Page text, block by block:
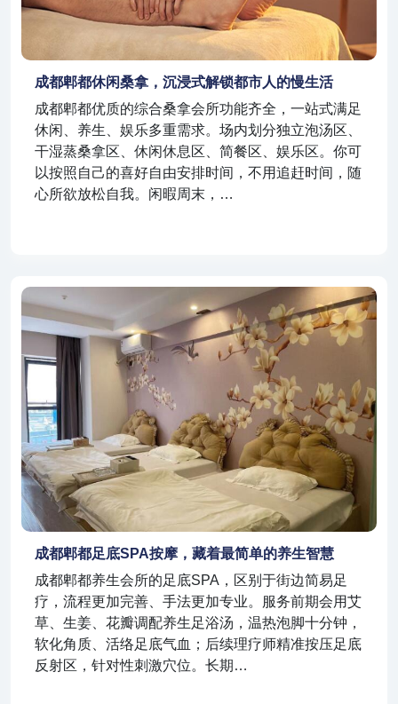
成都郫都休闲桑拿，沉浸式解锁都市人的慢生活
成都郫都优质的综合桑拿会所功能齐全，一站式满足
休闲、养生、娱乐多重需求。场内划分独立泡汤区、
干湿蒸桑拿区、休闲休息区、简餐区、娱乐区。你可
以按照自己的喜好自由安排时间，不用追赶时间，随
心所欲放松自我。闲暇周末，…
成都郫都足底SPA按摩，藏着最简单的养生智慧
成都郫都养生会所的足底SPA，区别于街边简易足
疗，流程更加完善、手法更加专业。服务前期会用艾
草、生姜、花瓣调配养生足浴汤，温热泡脚十分钟，
软化角质、活络足底气血；后续理疗师精准按压足底
反射区，针对性刺激穴位。长期…